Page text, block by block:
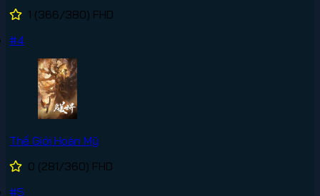
1 (366/380) FHD
#4
Thế Giới Hoàn Mỹ
0 (281/360) FHD
#5